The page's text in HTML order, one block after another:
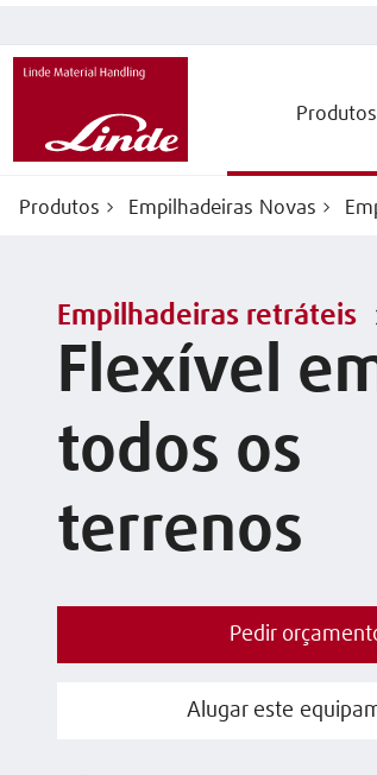
Produtos
Produtos Empilhadeiras Novas
Empilhadeiras retráteis
Flexível
todos os
terrenos
Pedir
Alugar este